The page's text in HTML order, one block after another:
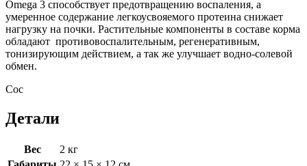
Omega 3 способствует предотвращению воспаления, а
умеренное содержание легкоусвояемого протеина снижает
нагрузку на почки. Растительные компоненты в составе корма
обладают противовоспалительным, регенеративным,
тонизирующим действием, а так же улучшает водно-солевой
обмен.
Сос
Детали
Вес
2 кг